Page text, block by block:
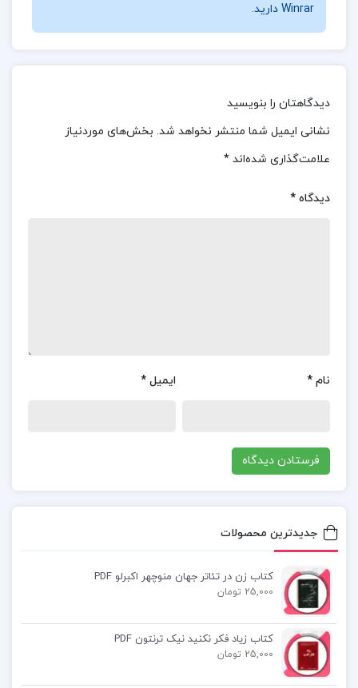
📌 فهرست مطالب کتابآناتومی گری اندام جلد دوم
اندام تحتانی
اندام فوقانی
کتاب آناتومی گری اندام جلد دوم دکتر مهدی مهدی
کتاب پیشنهادی📚
کتاب مبانی نظری و عملی پژوهش در علوم
کتاب از زمان و معماری منوچهر مزینی
Winrar دارید.
دیدگاهتان را بنویسید
نشانی ایمیل شما منتشر نخواهد شد. بخش‌های موردنیاز
علامت‌گذاری شده‌اند *
دیدگاه *
نام * ایمیل *
جدیدترین محصولات
کتاب زن در تئاتر جهان منوچهر اکبرلو PDF
25,000 تومان
کتاب زیاد فکر نکنید نیک ترنتون PDF
25,000 تومان